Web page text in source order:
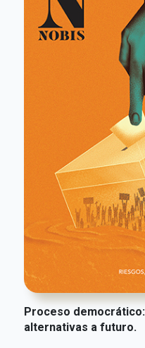
Proceso
alternativas a futuro.